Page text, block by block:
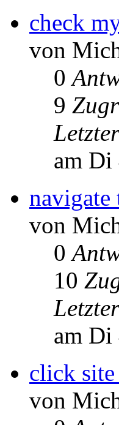
check
von
0
9
am Di
navigate
von
0
10
am Di
click
von